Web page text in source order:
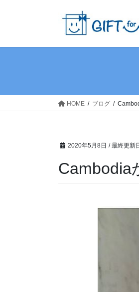
HOME ブログ
2020年5月8日 / 最終更新
Cambodia